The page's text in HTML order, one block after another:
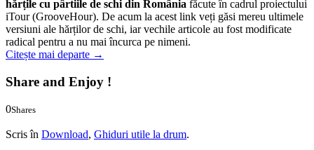
hărțile cu pârtiile de schi din România făcute în cadrul proiectului
iTour (GrooveHour). De acum la acest link veți găsi mereu ultimele
versiuni ale hărților de schi, iar vechile articole au fost modificate
radical pentru a nu mai încurca pe nimeni.
Citește mai departe →
Share and Enjoy !
0Shares
Scris în Download, Ghiduri utile la drum.